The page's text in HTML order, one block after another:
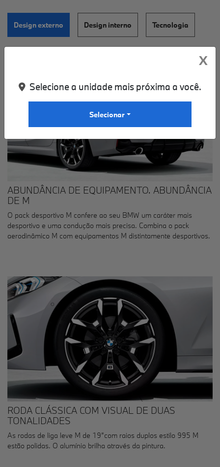
Design externo Design interno Tecnologia
ABUNDÂNCIA DE EQUIPAMENTO. ABUNDÂNCIA
DE M
O pack desportivo M confere ao seu BMW um caráter mais
desportivo e uma condução mais precisa. Combina o pack
aerodinâmico M com equipamentos M distintamente desportivos.
RODA CLÁSSICA COM VISUAL DE DUAS
TONALIDADES
As rodas de liga leve M de 19”com raios duplos estilo 995 M
estão polidas. O alumínio brilha através da pintura.
X
Selecione a unidade mais próxima a você.
Selecionar